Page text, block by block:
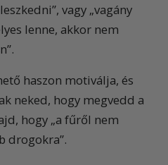
vagy „vagány
lenne, akkor nem
haszon motiválja, és
neked, hogy megvedd a
hogy „a fűről nem
drogokra”.